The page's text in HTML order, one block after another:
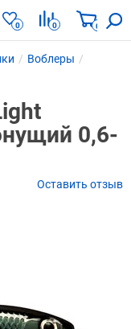
0 0 0
Воблеры
0,6-
Оставить отзыв